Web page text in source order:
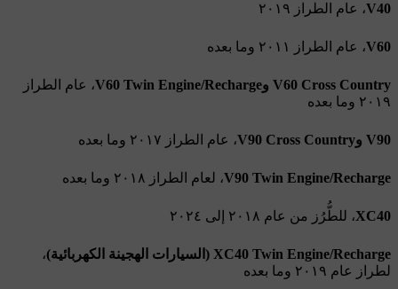
V40، عام الطراز ٢٠١٩
V60، عام الطراز ٢٠١١ وما بعده
V60 Cross Country وV60 Twin Engine/Recharge
، عام الطراز
٢٠١٩ وما بعده
V90 وV90 Cross Country ، عام الطراز ٢٠١٧ وما بعده
V90 Twin Engine/Recharge، لعام الطراز ٢٠١٨ وما بعده
، للطُّرُز من عام ٢٠١٨ إلى ٢٠٢٤
XC40 Twin Engine/Recharge (السيارات الهجينة الكهربائية)
،
لطراز عام ٢٠١٩ وما بعده